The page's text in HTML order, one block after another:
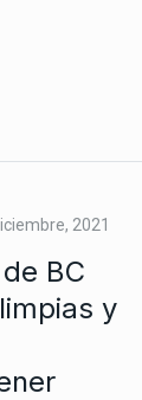
2021
BC
y